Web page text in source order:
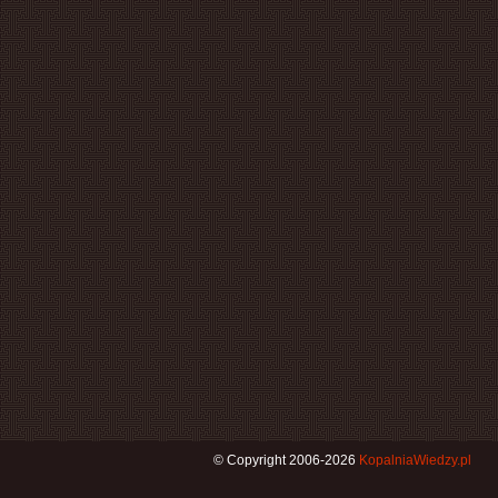
© Copyright 2006-2026 KopalniaWiedzy.pl